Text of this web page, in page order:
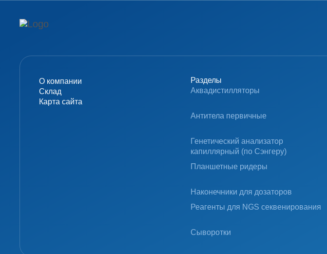
О компании
Склад
Карта сайта
Разделы
Аквадистилляторы
Антитела первичные
Генетический анализатор
капиллярный (по Сэнгеру)
Планшетные ридеры
Наконечники для дозаторов
Реагенты для NGS секвенирования
Сыворотки